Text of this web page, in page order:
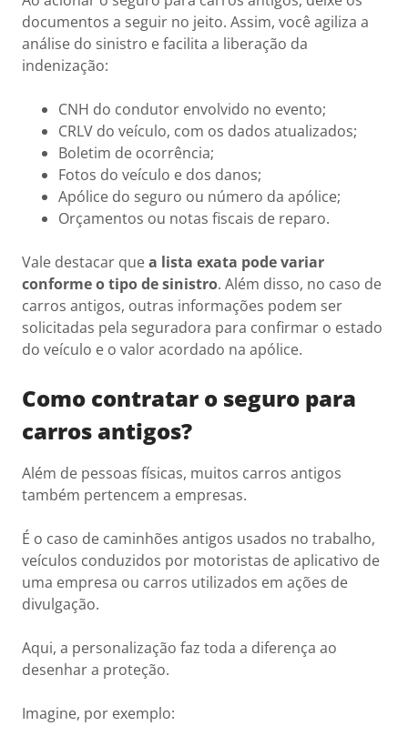
documentos a seguir no jeito. Assim, você agiliza a
análise do sinistro e facilita a liberação da
indenização:
CNH do condutor envolvido no evento;
CRLV do veículo, com os dados atualizados;
Boletim de ocorrência;
Fotos do veículo e dos danos;
Apólice do seguro ou número da apólice;
Orçamentos ou notas fiscais de reparo.
Vale destacar quea lista exata pode variar
conforme o tipo de sinistro. Além disso, no caso de
carros antigos, outras informações podem ser
solicitadas pela seguradora para confirmar o estado
do veículo e o valor acordado na apólice.
Como contratar o seguro para
carros antigos?
Além de pessoas físicas, muitos carros antigos
também pertencem a empresas.
É o caso de caminhões antigos usados no trabalho,
veículos conduzidos por motoristas de aplicativo de
uma empresa ou carros utilizados em ações de
divulgação.
Aqui, a personalização faz toda a diferença ao
desenhar a proteção.
Imagine, por exemplo: